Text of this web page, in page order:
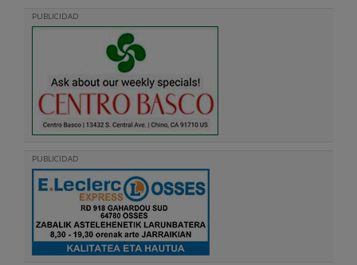
PUBLICIDAD
PUBLICIDAD